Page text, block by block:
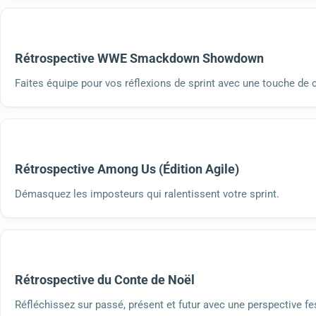
Rétrospective WWE Smackdown Showdown
Faites équipe pour vos réflexions de sprint avec une touche de
Rétrospective Among Us (Édition Agile)
Démasquez les imposteurs qui ralentissent votre sprint.
Rétrospective du Conte de Noël
Réfléchissez sur passé, présent et futur avec une perspective